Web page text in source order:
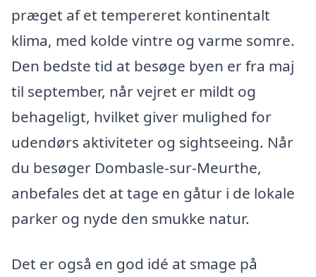
præget af et tempereret kontinentalt
klima, med kolde vintre og varme somre.
Den bedste tid at besøge byen er fra maj
til september, når vejret er mildt og
behageligt, hvilket giver mulighed for
udendørs aktiviteter og sightseeing. Når
du besøger Dombasle-sur-Meurthe,
anbefales det at tage en gåtur i de lokale
parker og nyde den smukke natur.
Det er også en god idé at smage på